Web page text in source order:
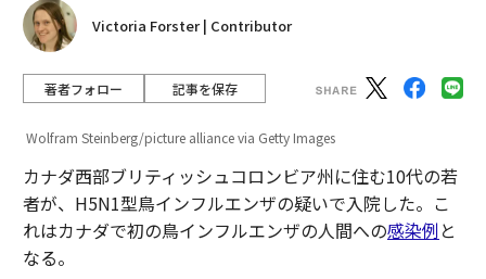
Victoria Forster | Contributor
著者フォロー 記事を保存
Wolfram Steinberg/picture alliance via Getty Images
カナダ西部ブリティッシュコロンビア州に住む10代の若
者が、H5N1型鳥インフルエンザの疑いで入院した。こ
れはカナダで初の鳥インフルエンザの人間への感染例と
なる。